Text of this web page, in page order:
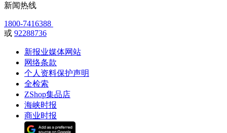
新闻热线
1800-7416388
或 92288736
新报业媒体网站
网络条款
个人资料保护声明
全检索
ZShop集品店
海峡时报
商业时报